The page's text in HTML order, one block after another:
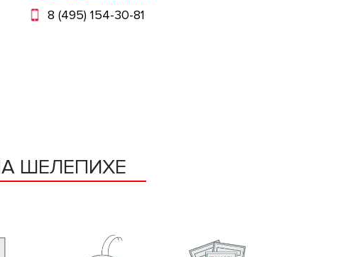
8 (495) 154-30-81
ШЕЛЕПИХЕ